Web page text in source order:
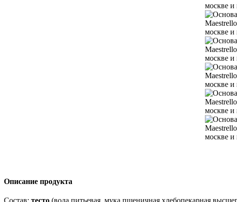
Описание продукта